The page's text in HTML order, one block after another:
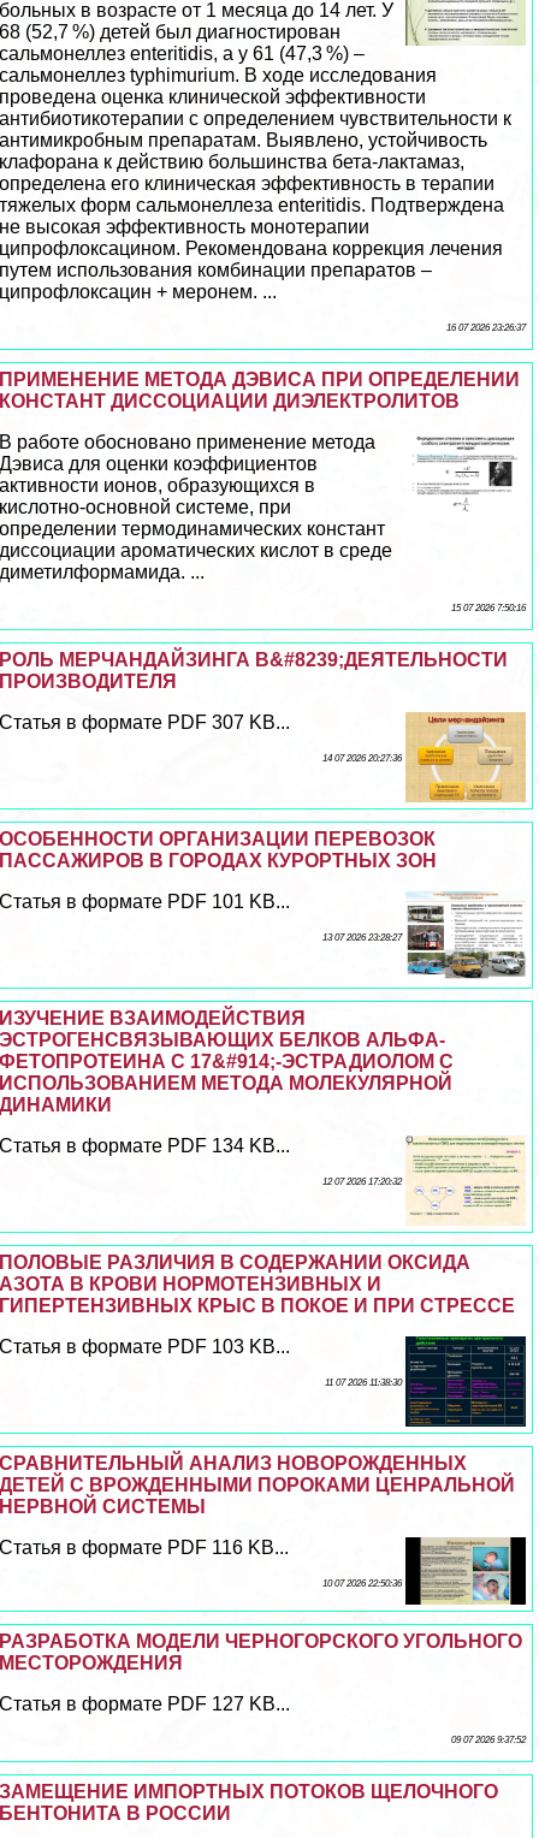
больных в возрасте от 1 месяца до 14 лет. У
68 (52,7 %) детей был диагностирован
сальмонеллез еnteritidis, а у 61 (47,3 %) –
сальмонеллез typhimurium. В ходе исследования
проведена оценка клинической эффективности
антибиотикотерапии с определением чувствительности к
антимикробным препаратам. Выявлено, устойчивость
клафорана к действию большинства бета-лактамаз,
определена его клиническая эффективность в терапии
тяжелых форм сальмонеллеза еnteritidis. Подтверждена
не высокая эффективность монотерапии
ципрофлоксацином. Рекомендована коррекция лечения
путем использования комбинации препаратов –
ципрофлоксацин + меронем. ...
16 07 2026 23:26:37
ПРИМЕНЕНИЕ МЕТОДА ДЭВИСА ПРИ ОПРЕДЕЛЕНИИ
КОНСТАНТ ДИССОЦИАЦИИ ДИЭЛЕКТРОЛИТОВ
В работе обосновано применение метода
Дэвиса для оценки коэффициентов
активности ионов, образующихся в
кислотно-основной системе, при
определении термодинамических констант
диссоциации ароматических кислот в среде
диметилформамида. ...
15 07 2026 7:50:16
РОЛЬ МЕРЧАНДАЙЗИНГА В&#8239;ДЕЯТЕЛЬНОСТИ
ПРОИЗВОДИТЕЛЯ
Статья в формате PDF 307 KB...
14 07 2026 20:27:36
ОСОБЕННОСТИ ОРГАНИЗАЦИИ ПЕРЕВОЗОК
ПАССАЖИРОВ В ГОРОДАХ КУРОРТНЫХ ЗОН
Статья в формате PDF 101 KB...
13 07 2026 23:28:27
ИЗУЧЕНИЕ ВЗАИМОДЕЙСТВИЯ
ЭСТРОГЕНСВЯЗЫВАЮЩИХ БЕЛКОВ АЛЬФА-
ФЕТОПРОТЕИНА С 17&#914;-ЭСТРАДИОЛОМ С
ИСПОЛЬЗОВАНИЕМ МЕТОДА МОЛЕКУЛЯРНОЙ
ДИНАМИКИ
Статья в формате PDF 134 KB...
12 07 2026 17:20:32
ПОЛОВЫЕ РАЗЛИЧИЯ В СОДЕРЖАНИИ ОКСИДА
АЗОТА В КРОВИ НОРМОТЕНЗИВНЫХ И
ГИПЕРТЕНЗИВНЫХ КРЫС В ПОКОЕ И ПРИ СТРЕССЕ
Статья в формате PDF 103 KB...
11 07 2026 11:38:30
СРАВНИТЕЛЬНЫЙ АНАЛИЗ НОВОРОЖДЕННЫХ
ДЕТЕЙ С ВРОЖДЕННЫМИ ПОРОКАМИ ЦЕНРАЛЬНОЙ
НЕРВНОЙ СИСТЕМЫ
Статья в формате PDF 116 KB...
10 07 2026 22:50:36
РАЗРАБОТКА МОДЕЛИ ЧЕРНОГОРСКОГО УГОЛЬНОГО
МЕСТОРОЖДЕНИЯ
Статья в формате PDF 127 KB...
09 07 2026 9:37:52
ЗАМЕЩЕНИЕ ИМПОРТНЫХ ПОТОКОВ ЩЕЛОЧНОГО
БЕНТОНИТА В РОССИИ